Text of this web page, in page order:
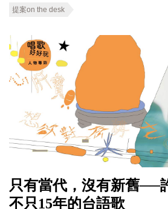
提案on the desk
只有當代，沒有新舊──
不只15年的台語歌